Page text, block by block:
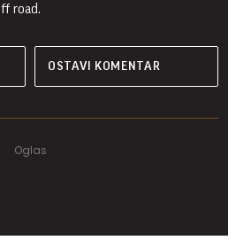
road.
OSTAVI KOMENTAR